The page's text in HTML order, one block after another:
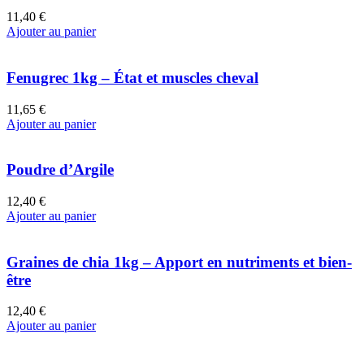
11,40 €
Ajouter au panier
Fenugrec 1kg – État et muscles cheval
11,65 €
Ajouter au panier
Poudre d’Argile
12,40 €
Ajouter au panier
Graines de chia 1kg – Apport en nutriments et bien-
être
12,40 €
Ajouter au panier